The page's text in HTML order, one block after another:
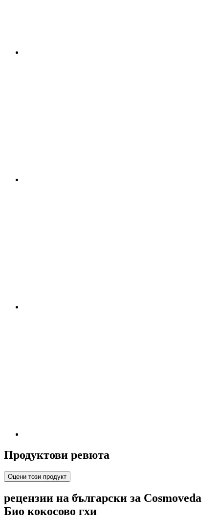
Продуктови ревюта
Оцени този продукт
рецензии на български за Cosmoveda
Био кокосово гхи